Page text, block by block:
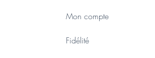
Mon compte
Fidélité